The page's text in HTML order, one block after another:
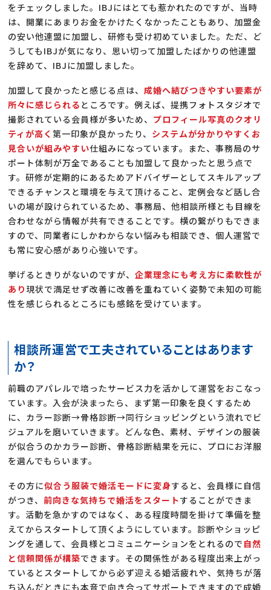
をチェックしました。IBJにはとても惹かれたのですが、当時
は、開業にあまりお金をかけたくなかったこともあり、加盟金
の安い他連盟に加盟し、研修も受け初めていました。ただ、ど
うしてもIBJが気になり、思い切って加盟したばかりの他連盟
を辞めて、IBJに加盟しました。
加盟して良かったと感じる点は、成婚へ結びつきやすい要素が
所々に感じられる ところです。例えば、提携フォトスタジオで
撮影されている会員様が多いため、 プロフィール写真のクオリ
ティが高く第一印象が良かったり、 システムが分かりやすくお
見合いが組みやすい仕組みになっています。また、事務局のサ
ポート体制が万全であることも加盟して良かったと思う点で
す。研修が定期的にあるためアドバイザーとしてスキルアップ
できるチャンスと環境を与えて頂けること、定例会など話し合
いの場が設けられているため、事務局、他相談所様とも目線を
合わせながら情報が共有できることです。横の繋がりもできま
すので、同業者にしかわからない悩みも相談でき、個人運営で
も常に安心感があり心強いです。
挙げるときりがないのですが、企業理念にも考え方に柔軟性が
あり 現状で満足せず改善に改善を重ねていく姿勢で未知の可能
性を感じられるところにも感銘を受けています。
相談所運営で工夫されていることはあります
か？
前職のアパレルで培ったサービス力を活かして運営をおこなっ
ています。入会が決まったら、まず第一印象を良くするため
に、カラー診断→骨格診断→同行ショッピングという流れでビ
ジュアルを磨いていきます。どんな色、素材、デザインの服装
が似合うのかカラー診断、骨格診断結果を元に、プロにお洋服
を選んでもらいます。
その方に似合う服装で婚活モードに変身すると、会員様に自信
がつき、 前向きな気持ちで婚活をスタートすることができま
す。活動を急かすのではなく、ある程度時間を掛けて準備を整
えてからスタートして頂くようにしています。診断やショッピ
ングを通して、会員様とコミュニケーションをとれるので 自然
と信頼関係が構築できます。その関係性がある程度出来上がっ
ているとスタートしてから必ず迎える婚活疲れや、気持ちが落
ち込んだときにも本音で向き合ってサポートできますので成婚